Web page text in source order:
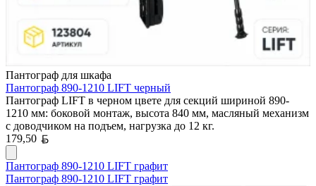
Пантограф для шкафа
Пантограф 890-1210 LIFT черный
Пантограф LIFT в черном цвете для секций шириной 890-
1210 мм: боковой монтаж, высота 840 мм, масляный механизм
с доводчиком на подъем, нагрузка до 12 кг.
179,50
Пантограф 890-1210 LIFT графит
Пантограф 890-1210 LIFT графит